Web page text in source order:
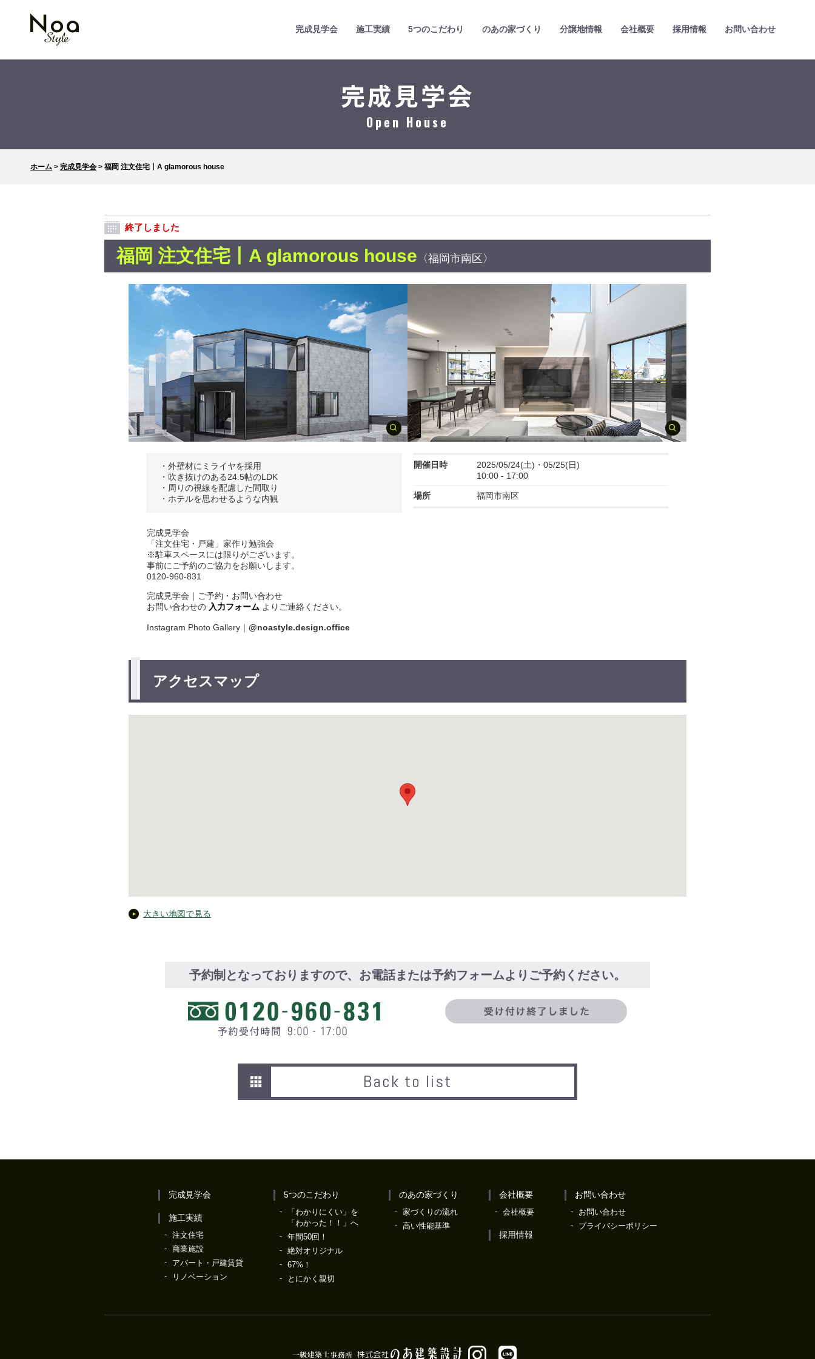
完成見学会 施工実績 5つのこだわり のあの家づくり 分譲地情報 会社概要 採用情報 お問い合わせ
完成見学会
Open House
ホーム > 完成見学会 > 福岡 注文住宅丨A glamorous house
終了しました
福岡 注文住宅丨A glamorous house 〈福岡市南区〉
・外壁材にミライヤを採用
・吹き抜けのある24.5帖のLDK
・周りの視線を配慮した間取り
・ホテルを思わせるような内観
開催日時
2025/05/24(土)・05/25(日)
10:00 - 17:00
場所 福岡市南区
完成見学会
「注文住宅・戸建」家作り勉強会
※駐車スペースには限りがございます。
事前にご予約のご協力をお願いします。
0120-960-831
完成見学会｜ご予約・お問い合わせ
お問い合わせの 入力フォーム よりご連絡ください。
Instagram Photo Gallery｜ @noastyle.design.office
アクセスマップ
大きい地図で見る
予約制となっておりますので、お電話または予約フォームよりご予約ください。
Back to list
完成見学会
施工実績
注文住宅
商業施設
アパート・戸建賃貸
リノベーション
5つのこだわり
「わかりにくい」を
「わかった！！」へ
年間50回！
絶対オリジナル
67%！
とにかく親切
のあの家づくり
家づくりの流れ
高い性能基準
会社概要
会社概要
採用情報
お問い合わせ
お問い合わせ
プライバシーポリシー